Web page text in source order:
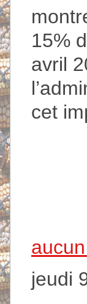
15%
avril
cet
jeudi